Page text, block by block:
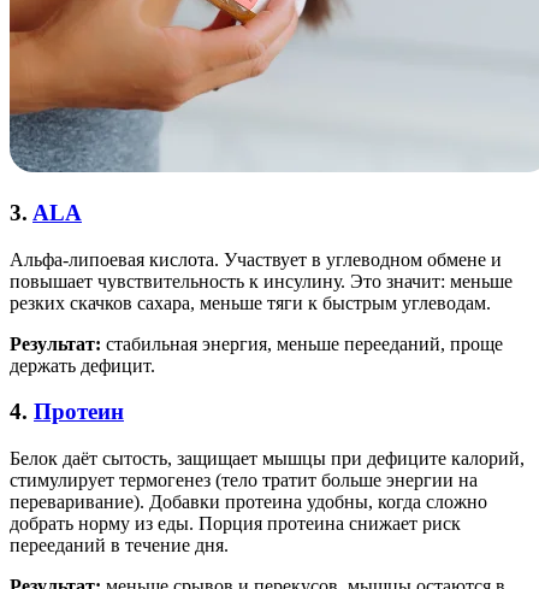
3. ALA
Альфа-липоевая кислота. Участвует в углеводном обмене и
повышает чувствительность к инсулину. Это значит: меньше
резких скачков сахара, меньше тяги к быстрым углеводам.
Результат: стабильная энергия, меньше перееданий, проще
держать дефицит.
4. Протеин
Белок даёт сытость, защищает мышцы при дефиците калорий,
стимулирует термогенез (тело тратит больше энергии на
переваривание). Добавки протеина удобны, когда сложно
добрать норму из еды. Порция протеина снижает риск
перееданий в течение дня.